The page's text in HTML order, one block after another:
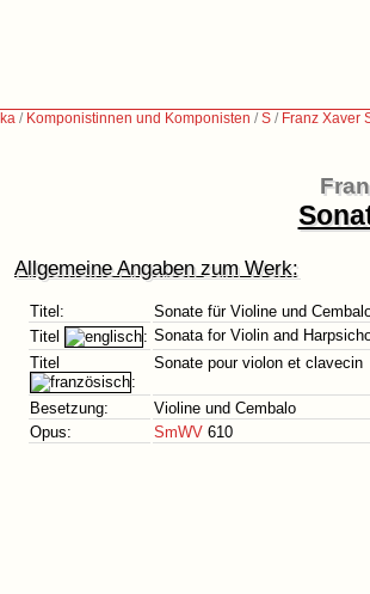
/ Komponistinnen und Komponisten /S / Franz Xaver
Allgemeine Angaben zum Werk:
Titel:
Sonate für Violine und
Titel
: Sonata for Violin and
Titel
:
Sonate pour violon et clavecin
Besetzung:
Violine und Cembalo
Opus:
SmWV 610